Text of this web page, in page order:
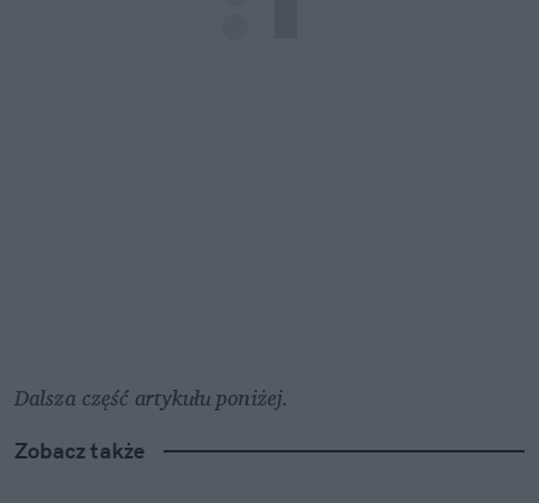
Dalsza część artykułu poniżej.
Zobacz także